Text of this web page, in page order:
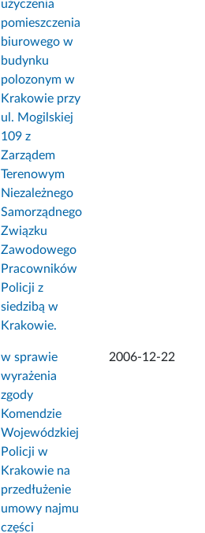
użyczenia
pomieszczenia
biurowego w
budynku
polozonym w
Krakowie przy
ul. Mogilskiej
109 z
Zarządem
Terenowym
Niezależnego
Samorządnego
Związku
Zawodowego
Pracowników
Policji z
siedzibą w
Krakowie.
w sprawie
wyrażenia
zgody
Komendzie
Wojewódzkiej
Policji w
Krakowie na
przedłużenie
umowy najmu
części
2006-12-22